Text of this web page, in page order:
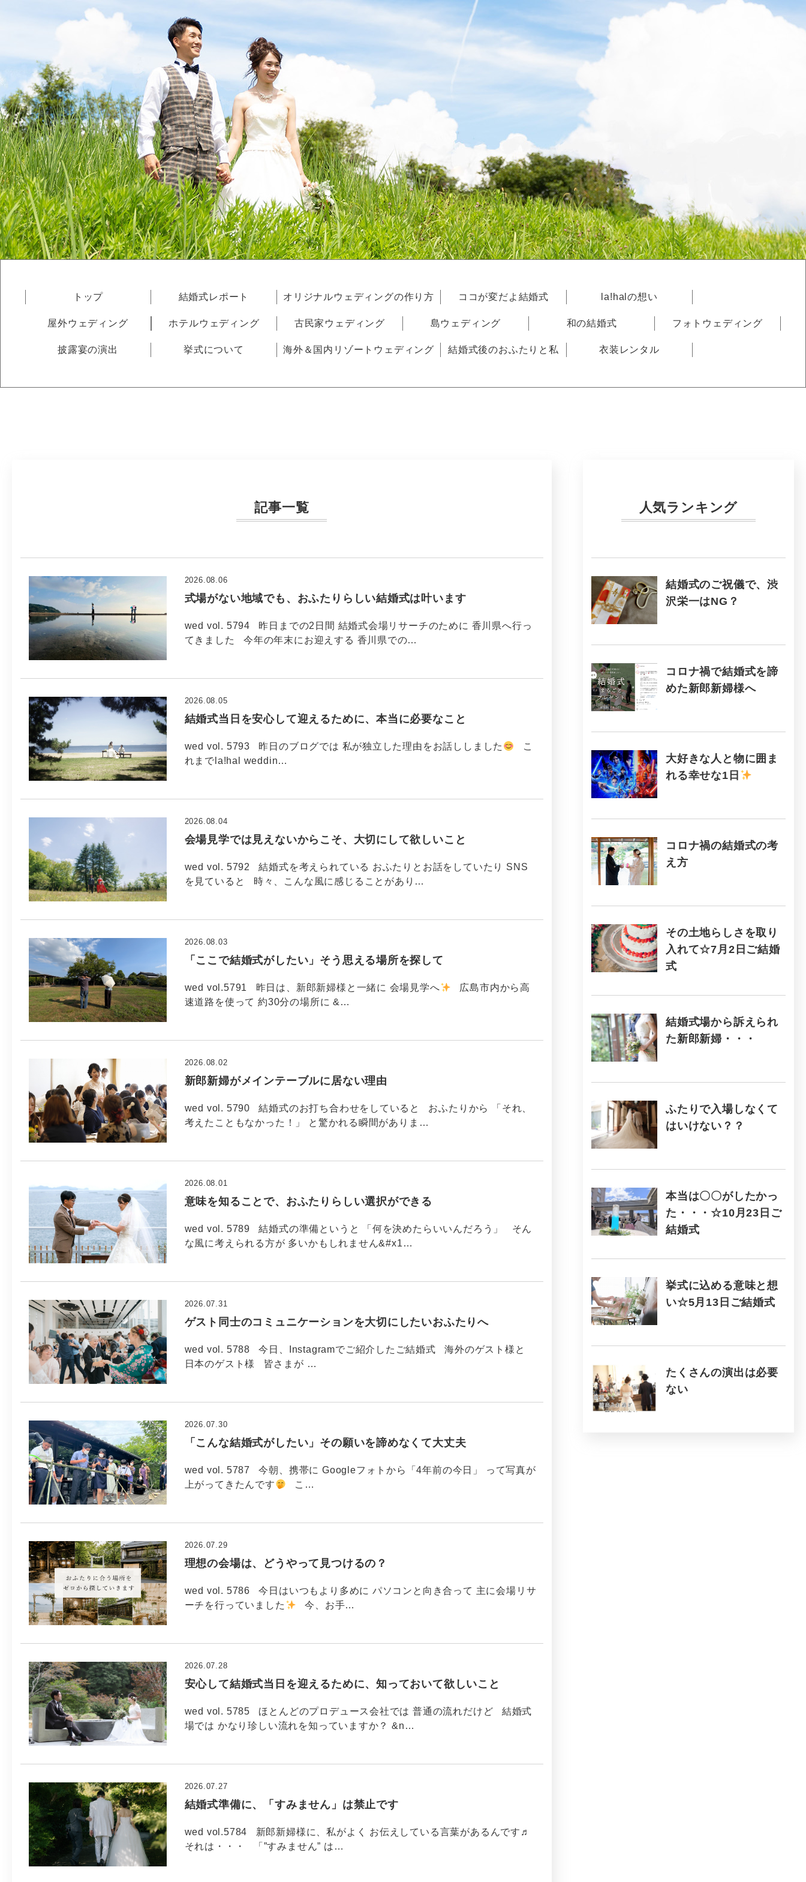
トップ 結婚式レポート オリジナルウェディングの作り方 ココが変だよ結婚式 la!halの想い
屋外ウェディング ホテルウェディング 古民家ウェディング 島ウェディング 和の結婚式 フォトウェディング
披露宴の演出 挙式について 海外＆国内リゾートウェディング 結婚式後のおふたりと私 衣装レンタル
記事一覧
式場がない地域でも、おふたりらしい結婚式は叶います
2026.08.06
wed vol. 5794 昨日までの2日間 結婚式会場リサーチのために 香川県へ行っ
てきました 今年の年末にお迎えする 香川県での…
結婚式当日を安心して迎えるために、本当に必要なこと
2026.08.05
wed vol. 5793 昨日のブログでは 私が独立した理由をお話ししました
こ
れまでla!hal weddin…
会場見学では見えないからこそ、大切にして欲しいこと
2026.08.04
wed vol. 5792 結婚式を考えられている おふたりとお話をしていたり SNS
を見ていると 時々、こんな風に感じることがあり…
「ここで結婚式がしたい」そう思える場所を探して
2026.08.03
wed vol.5791 昨日は、新郎新婦様と一緒に 会場見学へ
広島市内から高
速道路を使って 約30分の場所に &…
新郎新婦がメインテーブルに居ない理由
2026.08.02
wed vol. 5790 結婚式のお打ち合わせをしていると おふたりから 「それ、
考えたこともなかった！」 と驚かれる瞬間がありま…
意味を知ることで、おふたりらしい選択ができる
2026.08.01
wed vol. 5789 結婚式の準備というと 「何を決めたらいいんだろう」 そん
な風に考えられる方が 多いかもしれません&#x1…
ゲスト同士のコミュニケーションを大切にしたいおふたりへ
2026.07.31
wed vol. 5788 今日、Instagramでご紹介したご結婚式 海外のゲスト様と
日本のゲスト様 皆さまが …
「こんな結婚式がしたい」その願いを諦めなくて大丈夫
2026.07.30
wed vol. 5787 今朝、携帯に Googleフォトから「4年前の今日」 って写真が
上がってきたんです
こ…
理想の会場は、どうやって見つけるの？
2026.07.29
wed vol. 5786 今日はいつもより多めに パソコンと向き合って 主に会場リサ
ーチを行っていました
今、お手…
安心して結婚式当日を迎えるために、知っておいて欲しいこと
2026.07.28
wed vol. 5785 ほとんどのプロデュース会社では 普通の流れだけど 結婚式
場では かなり珍しい流れを知っていますか？ &n…
結婚式準備に、「すみません」は禁止です
2026.07.27
wed vol.5784 新郎新婦様に、私がよく お伝えしている言葉があるんです♬
それは・・・ 「”すみません” は…
人気ランキング
結婚式のご祝儀で、渋
沢栄一はNG？
コロナ禍で結婚式を諦
めた新郎新婦様へ
大好きな人と物に囲ま
れる幸せな1日
コロナ禍の結婚式の考
え方
その土地らしさを取り
入れて☆7月2日ご結婚
式
結婚式場から訴えられ
た新郎新婦・・・
ふたりで入場しなくて
はいけない？？
本当は〇〇がしたかっ
た・・・☆10月23日ご
結婚式
挙式に込める意味と想
い☆5月13日ご結婚式
たくさんの演出は必要
ない